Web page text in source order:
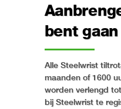
bent
Alle Steelwrist
maanden of 1600
worden verlengd
bij Steelwrist te